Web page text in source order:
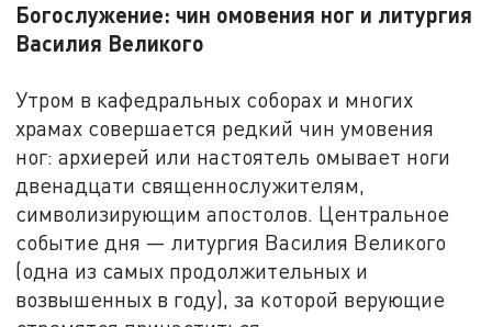
Богослужение: чин омовения ног и литургия
Василия Великого
Утром в кафедральных соборах и многих
храмах совершается редкий чин умовения
ног: архиерей или настоятель омывает ноги
двенадцати священнослужителям,
символизирующим апостолов. Центральное
событие дня — литургия Василия Великого
(одна из самых продолжительных и
возвышенных в году), за которой верующие